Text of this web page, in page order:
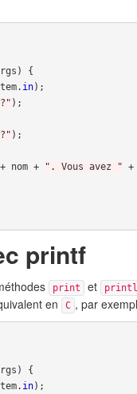
)
{
. in);
);
);
+ nom + ". Vous avez " +
printf
print et
en
C , par
)
{
. in);